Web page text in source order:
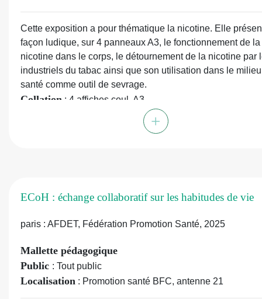
Cette exposition a pour thématique la nicotine. Elle
façon ludique, sur 4 panneaux A3, le fonctionnement de la
nicotine dans le corps, le détournement de la nicotine par
industriels du tabac ainsi que son utilisation dans le
santé comme outil de sevrage.
Collation : 4 affiches coul. A3
https://www.mois-sans-tabac-paysdelaloire.fr/
191/journee-mondiale-sans-tabac-tout-savoir-sur-la-
+
ECoH : échange collaboratif sur les habitudes de vie
paris : AFDET, Fédération Promotion Santé, 2025
Mallette pédagogique
Public : Tout public
Localisation : Promotion santé BFC, antenne 21